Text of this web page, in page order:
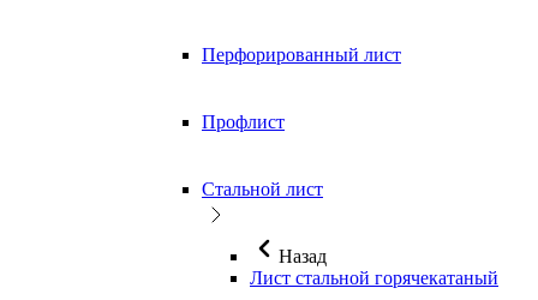
Перфорированный лист
Профлист
Стальной лист
Назад
Лист стальной горячекатаный